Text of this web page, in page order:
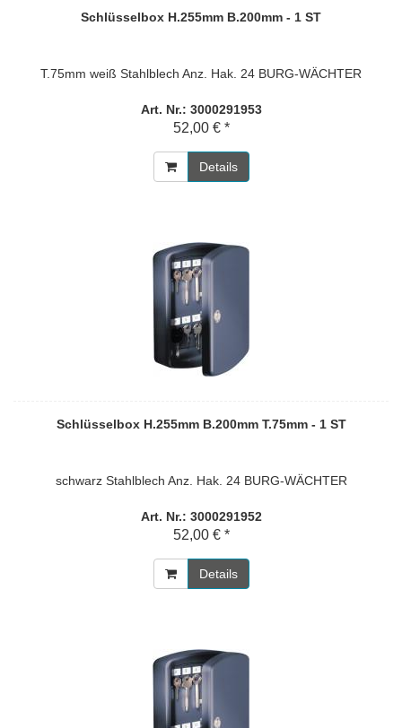
Schlüsselbox H.255mm B.200mm - 1 ST
T.75mm weiß Stahlblech Anz. Hak. 24 BURG-WÄCHTER
Art. Nr.: 3000291953
52,00 € *
Details
Schlüsselbox H.255mm B.200mm T.75mm - 1 ST
schwarz Stahlblech Anz. Hak. 24 BURG-WÄCHTER
Art. Nr.: 3000291952
52,00 € *
Details